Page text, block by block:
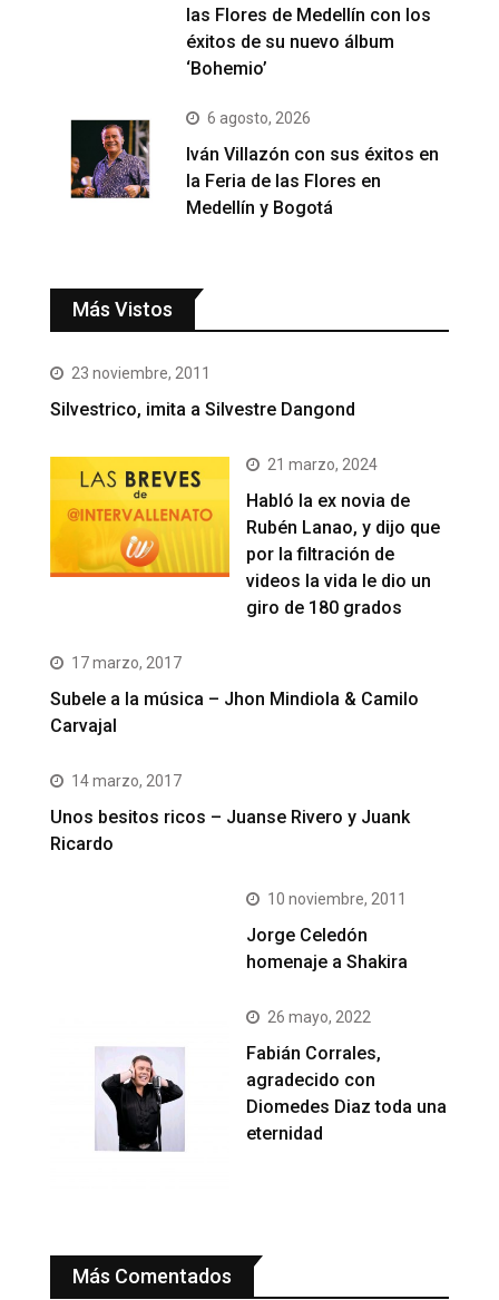
las Flores de Medellín con los
éxitos de su nuevo álbum
‘Bohemio’
6 agosto, 2026
Iván Villazón con sus éxitos en
la Feria de las Flores en
Medellín y Bogotá
Más Vistos
23 noviembre, 2011
Silvestrico, imita a Silvestre Dangond
21 marzo, 2024
Habló la ex novia de
Rubén Lanao, y dijo que
por la filtración de
videos la vida le dio un
giro de 180 grados
17 marzo, 2017
Subele a la música – Jhon Mindiola & Camilo
Carvajal
14 marzo, 2017
Unos besitos ricos – Juanse Rivero y Juank
Ricardo
10 noviembre, 2011
Jorge Celedón
homenaje a Shakira
26 mayo, 2022
Fabián Corrales,
agradecido con
Diomedes Diaz toda una
eternidad
Más Comentados